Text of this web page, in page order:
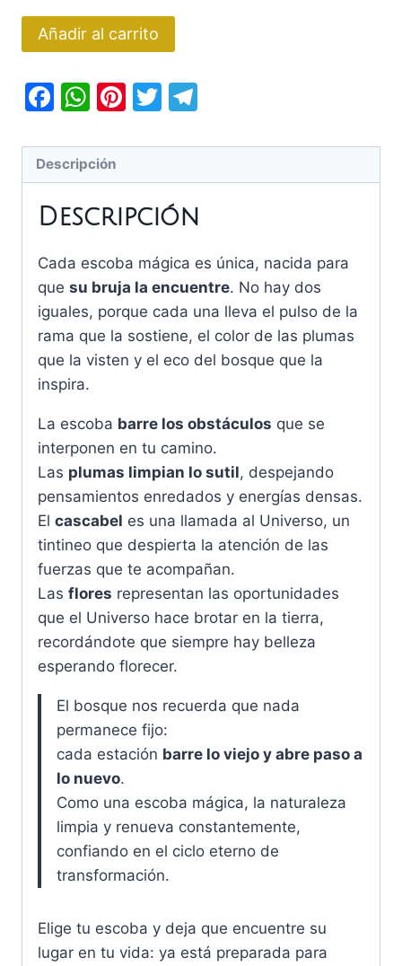
Escoba
mágica
cantidad
Añadir al carrito
Facebook
WhatsApp
Pinterest
Twitter
Descripción
Descripción
Cada escoba mágica es única, nacida para
que su bruja la encuentre. No hay dos
iguales, porque cada una lleva el pulso de la
rama que la sostiene, el color de las plumas
que la visten y el eco del bosque que la
inspira.
La escoba barre los obstáculos que se
interponen en tu camino.
Las plumas limpian lo sutil, despejando
pensamientos enredados y energías densas.
El cascabel es una llamada al Universo, un
tintineo que despierta la atención de las
fuerzas que te acompañan.
Las flores representan las oportunidades
que el Universo hace brotar en la tierra,
recordándote que siempre hay belleza
esperando florecer.
El bosque nos recuerda que nada
permanece fijo:
cada estación barre lo viejo y abre paso a
lo nuevo.
Como una escoba mágica, la naturaleza
limpia y renueva constantemente,
confiando en el ciclo eterno de
transformación.
Elige tu escoba y deja que encuentre su
lugar en tu vida: ya está preparada para